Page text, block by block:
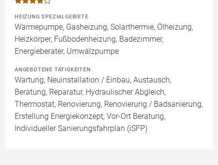
HEIZUNG SPEZIALGEBIETE
Wärmepumpe, Gasheizung, Solarthermie, Ölheizung,
Heizkörper, Fußbodenheizung, Badezimmer,
Energieberater, Umwälzpumpe
ANGEBOTENE TÄTIGKEITEN
Wartung, Neuinstallation / Einbau, Austausch,
Beratung, Reparatur, Hydraulischer Abgleich,
Thermostat, Renovierung, Renovierung / Badsanierung,
Erstellung Energiekonzept, Vor-Ort Beratung,
Individueller Sanierungsfahrplan (iSFP)